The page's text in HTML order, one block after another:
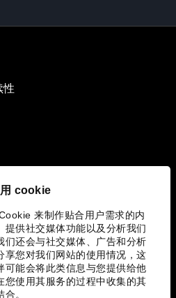
cookie
来制作贴合用户需求的内
提供社交媒体功能以及分析我们
们还会与社交媒体、广告和分析
享您对我们网站的使用情况，这
可能会将此类信息与您提供给他
您使用其服务的过程中收集的其
。
性